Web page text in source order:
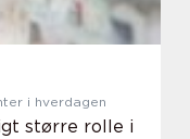
i hverdagen
større rolle i